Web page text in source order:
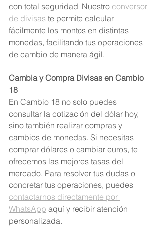
con total seguridad. Nuestro conversor
de divisas te permite calcular
fácilmente los montos en distintas
monedas, facilitando tus operaciones
de cambio de manera ágil.
Cambia y Compra Divisas en Cambio
18
En Cambio 18 no solo puedes
consultar la cotización del dólar hoy,
sino también realizar compras y
cambios de monedas. Si necesitas
comprar dólares o cambiar euros, te
ofrecemos las mejores tasas del
mercado. Para resolver tus dudas o
concretar tus operaciones, puedes
contactarnos directamente por
WhatsApp aquí y recibir atención
personalizada.